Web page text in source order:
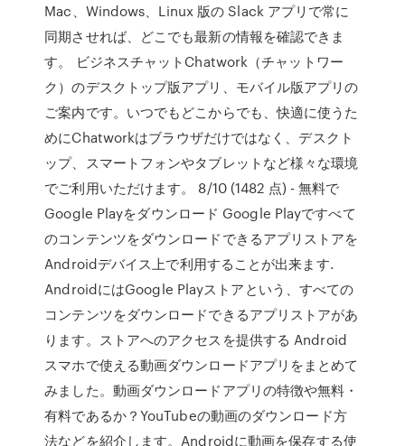
Mac、Windows、Linux 版の Slack アプリで常に
同期させれば、どこでも最新の情報を確認できま
す。 ビジネスチャットChatwork（チャットワー
ク）のデスクトップ版アプリ、モバイル版アプリの
ご案内です。いつでもどこからでも、快適に使うた
めにChatworkはブラウザだけではなく、デスクト
ップ、スマートフォンやタブレットなど様々な環境
でご利用いただけます。 8/10 (1482 点) - 無料で
Google Playをダウンロード Google Playですべて
のコンテンツをダウンロードできるアプリストアを
Androidデバイス上で利用することが出来ます.
AndroidにはGoogle Playストアという、すべての
コンテンツをダウンロードできるアプリストアがあ
ります。ストアへのアクセスを提供する Android
スマホで使える動画ダウンロードアプリをまとめて
みました。動画ダウンロードアプリの特徴や無料・
有料であるか？YouTubeの動画のダウンロード方
法などを紹介します。Androidに動画を保存する使